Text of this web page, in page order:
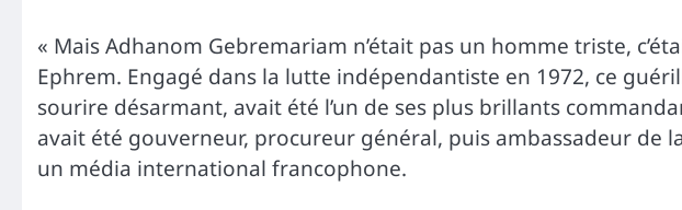
« Mais Adhanom Gebremariam n’était pas un homme triste,
Ephrem. Engagé dans la lutte indépendantiste en 1972, ce
sourire désarmant, avait été l’un de ses plus brillants
avait été gouverneur, procureur général, puis ambassadeur de
un média international francophone.